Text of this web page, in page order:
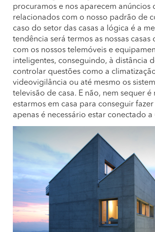
procuramos e nos aparecem anúncios
relacionados com o nosso padrão de
caso do setor das casas a lógica é a
tendência será termos as nossas casas
com os nossos telemóveis e
inteligentes, conseguindo, à distância
controlar questões como a
videovigilância ou até mesmo os
televisão de casa. E não, nem sequer é
estarmos em casa para conseguir
apenas é necessário estar conectado a